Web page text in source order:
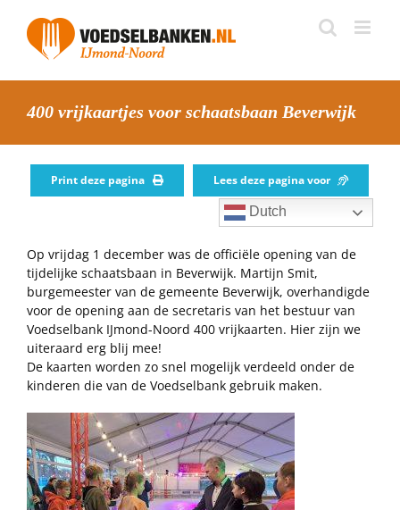
content
400 vrijkaartjes voor schaatsbaan Beverwijk
Print deze pagina Lees deze pagina voor
Dutch
Op vrijdag 1 december was de officiële opening van de
tijdelijke schaatsbaan in Beverwijk. Martijn Smit,
burgemeester van de gemeente Beverwijk, overhandigde
voor de opening aan de secretaris van het bestuur van
Voedselbank IJmond-Noord 400 vrijkaarten. Hier zijn we
uiteraard erg blij mee!
De kaarten worden zo snel mogelijk verdeeld onder de
kinderen die van de Voedselbank gebruik maken.